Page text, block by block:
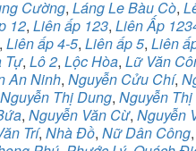
Cường, Láng Le Bàu Cò,
12, Liên ấp 123, Liên Ấp
, Liên ấp 4-5, Liên ấp 5, Liên
Tự, Lô 2, Lộc Hòa, Lữ Văn
An Ninh, Nguyễn Cửu Chí,
Nguyễn Thị Dung, Nguyễn
, Nguyễn Văn Cừ, Nguyễn
Trí, Nhà Đồ, Nữ Dân Công